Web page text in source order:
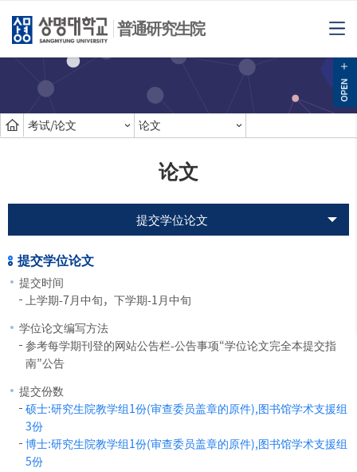
普通研究生院
考试/论文 论文
论文
提交学位论文
提交学位论文
提交时间
上学期-7月中旬，下学期-1月中旬
学位论文编写方法
参考每学期刊登的网站公告栏-公告事项“学位论文完全本提交指
南”公告
提交份数
硕士:研究生院教学组1份(审查委员盖章的原件),图书馆学术支援组
3份
博士:研究生院教学组1份(审查委员盖章的原件),图书馆学术支援组
5份